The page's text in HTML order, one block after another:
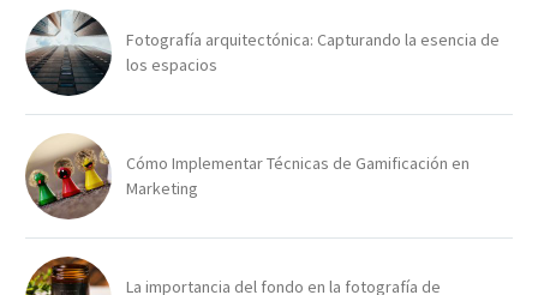
Fotografía arquitectónica: Capturando la esencia de
los espacios
Cómo Implementar Técnicas de Gamificación en
Marketing
La importancia del fondo en la fotografía de